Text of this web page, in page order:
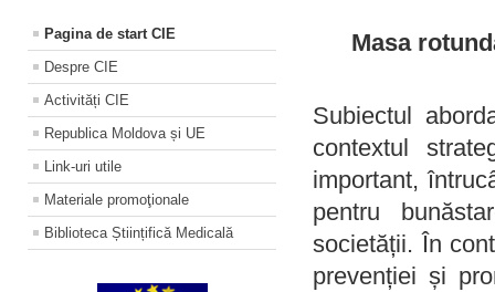
Pagina de start CIE
Despre CIE
Activități CIE
Republica Moldova și UE
Link-uri utile
Materiale promoţionale
Biblioteca Științifică Medicală
Masa
Subiectul
contextul
important,
pentru
societății. În
prevenției și